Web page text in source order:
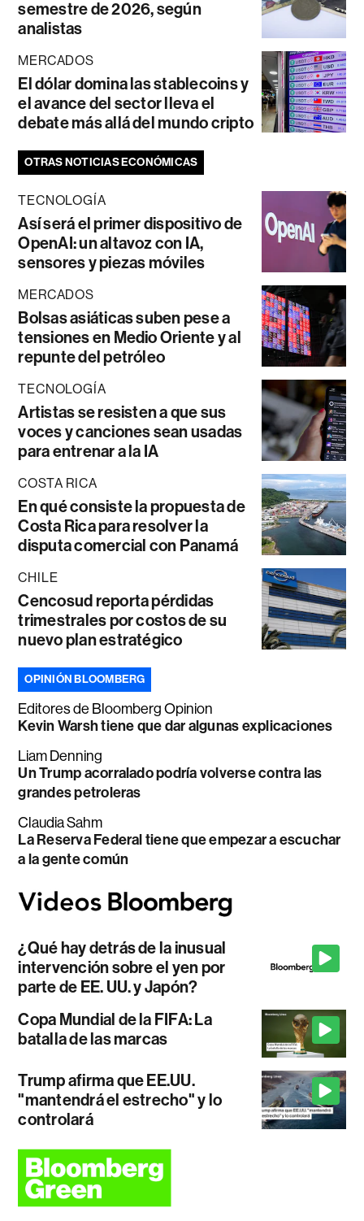
semestre de 2026, según
analistas
MERCADOS
El dólar domina las stablecoins y
el avance del sector lleva el
debate más allá del mundo cripto
OTRAS NOTICIAS ECONÓMICAS
TECNOLOGÍA
Así será el primer dispositivo de
OpenAI: un altavoz con IA,
sensores y piezas móviles
MERCADOS
Bolsas asiáticas suben pese a
tensiones en Medio Oriente y al
repunte del petróleo
TECNOLOGÍA
Artistas se resisten a que sus
voces y canciones sean usadas
para entrenar a la IA
COSTA RICA
En qué consiste la propuesta de
Costa Rica para resolver la
disputa comercial con Panamá
CHILE
Cencosud reporta pérdidas
trimestrales por costos de su
nuevo plan estratégico
OPINIÓN BLOOMBERG
Editores de Bloomberg Opinion
Kevin Warsh tiene que dar algunas explicaciones
Liam Denning
Un Trump acorralado podría volverse contra las
grandes petroleras
Claudia Sahm
La Reserva Federal tiene que empezar a escuchar
a la gente común
¿Qué hay detrás de la inusual
intervención sobre el yen por
parte de EE. UU. y Japón?
Copa Mundial de la FIFA: La
batalla de las marcas
Trump afirma que EE.UU.
"mantendrá el estrecho" y lo
controlará